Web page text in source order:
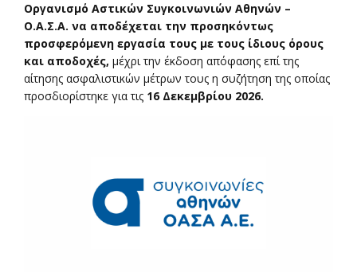
Οργανισμό Αστικών Συγκοινωνιών Αθηνών –
Ο.Α.Σ.Α. να αποδέχεται την προσηκόντως
προσφερόμενη εργασία τους με τους ίδιους όρους
και αποδοχές, μέχρι την έκδοση απόφασης επί της
αίτησης ασφαλιστικών μέτρων τους η συζήτηση της οποίας
προσδιορίστηκε για τις 16 Δεκεμβρίου 2026.